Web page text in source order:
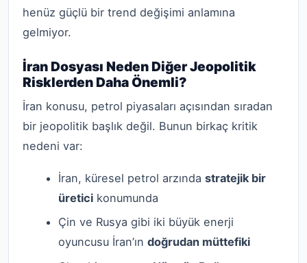
henüz güçlü bir trend değişimi anlamına
gelmiyor.
İran Dosyası Neden Diğer Jeopolitik
Risklerden Daha Önemli?
İran konusu, petrol piyasaları açısından sıradan
bir jeopolitik başlık değil. Bunun birkaç kritik
nedeni var:
İran, küresel petrol arzında stratejik bir
üretici konumunda
Çin ve Rusya gibi iki büyük enerji
oyuncusu İran’ın doğrudan müttefiki